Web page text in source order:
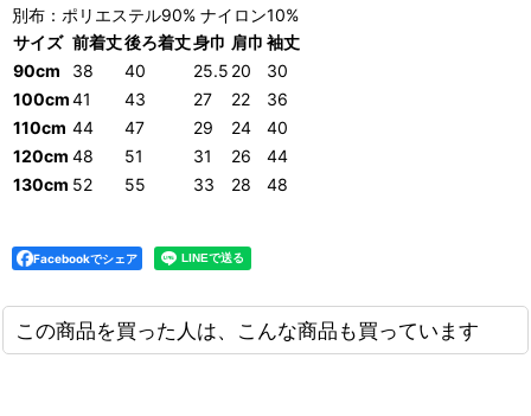
別布：ポリエステル90% ナイロン10%
サイズ 前着丈後ろ着丈身巾 肩巾 袖丈
90cm
38 40 25.5 20
30
100cm41 43 27 22
36
110cm 44 47 29 24
40
120cm 48 51 31 26
44
130cm 52 55 33 28 48
Facebookでシェア
この商品を買った人は、こんな商品も買っています